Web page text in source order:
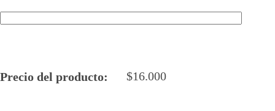
Precio del producto: $16.000